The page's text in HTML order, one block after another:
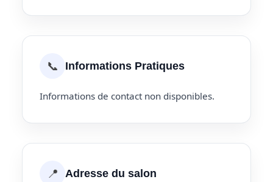
📞 Informations Pratiques
Informations de contact non disponibles.
📍 Adresse du salon